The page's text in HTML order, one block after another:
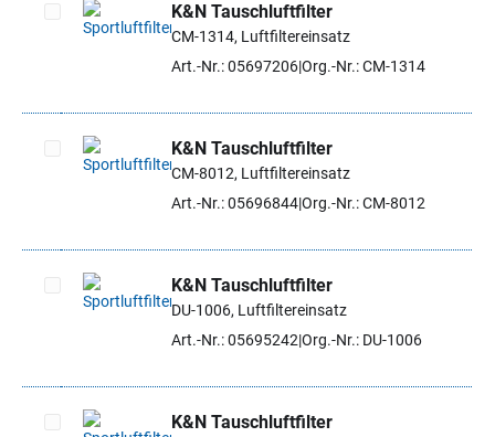
Artikel auswählen
K&N Tauschluftfilter
CM-1314, Luftfiltereinsatz
Art.-Nr.: 05697206Org.-Nr.: CM-1314
Artikel auswählen
K&N Tauschluftfilter
CM-8012, Luftfiltereinsatz
Art.-Nr.: 05696844Org.-Nr.: CM-8012
Artikel auswählen
K&N Tauschluftfilter
DU-1006, Luftfiltereinsatz
Art.-Nr.: 05695242 Org.-Nr.: DU-1006
K&N Tauschluftfilter